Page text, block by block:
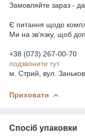
Замовляйте зараз -
Є питання щодо
Ми на зв’язку, щоб
+38 (073) 267-00-70
подзвонити тут
м. Стрий, вул.
Приховати
Спосіб упаковки